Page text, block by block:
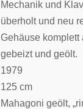
Mechanik und
überholt und neu
Gehäuse komplett
gebeizt und geölt.
1979
125 cm
Mahagoni geölt,